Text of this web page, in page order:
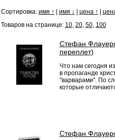
Сортировка: имя ↑ имя ↓ цена ↑
Товаров на странице: 10, 20, 50, 100
Стефан
переплет)
Что нам сегодня
в пропаганде
"варварами". По
которые
Стефан